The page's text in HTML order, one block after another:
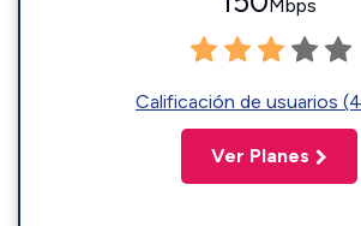
Mbps
Calificación de usuarios
Ver Planes